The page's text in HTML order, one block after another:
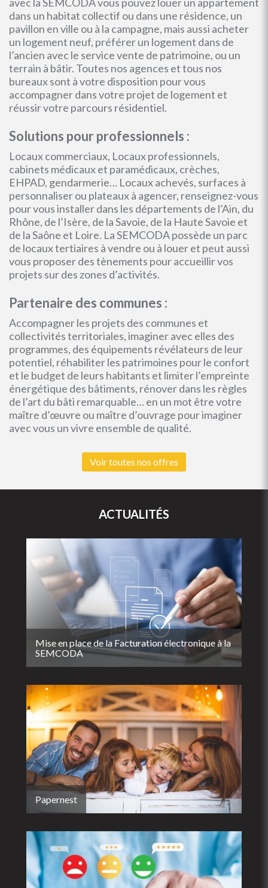
dans un habitat collectif ou dans une résidence, un
pavillon en ville ou à la campagne, mais aussi acheter
un logement neuf, préférer un logement dans de
l’ancien avec le service vente de patrimoine, ou un
terrain à bâtir. Toutes nos agences et tous nos
bureaux sont à votre disposition pour vous
accompagner dans votre projet de logement et
réussir votre parcours résidentiel.
Solutions pour professionnels :
Locaux commerciaux, Locaux professionnels,
cabinets médicaux et paramédicaux, crèches,
EHPAD, gendarmerie… Locaux achevés, surfaces à
personnaliser ou plateaux à agencer, renseignez-vous
pour vous installer dans les départements de l’Ain, du
Rhône, de l’Isère, de la Savoie, de la Haute Savoie et
de la Saône et Loire. La SEMCODA possède un parc
de locaux tertiaires à vendre ou à louer et peut aussi
vous proposer des tènements pour accueillir vos
projets sur des zones d’activités.
Partenaire des communes :
Accompagner les projets des communes et
collectivités territoriales, imaginer avec elles des
programmes, des équipements révélateurs de leur
potentiel, réhabiliter les patrimoines pour le confort
et le budget de leurs habitants et limiter l’empreinte
énergétique des bâtiments, rénover dans les règles
de l’art du bâti remarquable… en un mot être votre
maître d’œuvre ou maître d’ouvrage pour imaginer
avec vous un vivre ensemble de qualité.
Voir toutes nos offres
ACTUALITÉS
Mise en place de la Facturation électronique à la
SEMCODA
Papernest